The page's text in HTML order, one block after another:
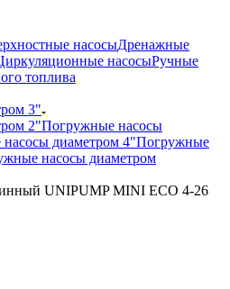
насосыДренажные
насосыРучные
топлива
3"
2"Погружные насосы
диаметром 4"Погружные
насосы диаметром
UNIPUMP MINI ECO 4-26